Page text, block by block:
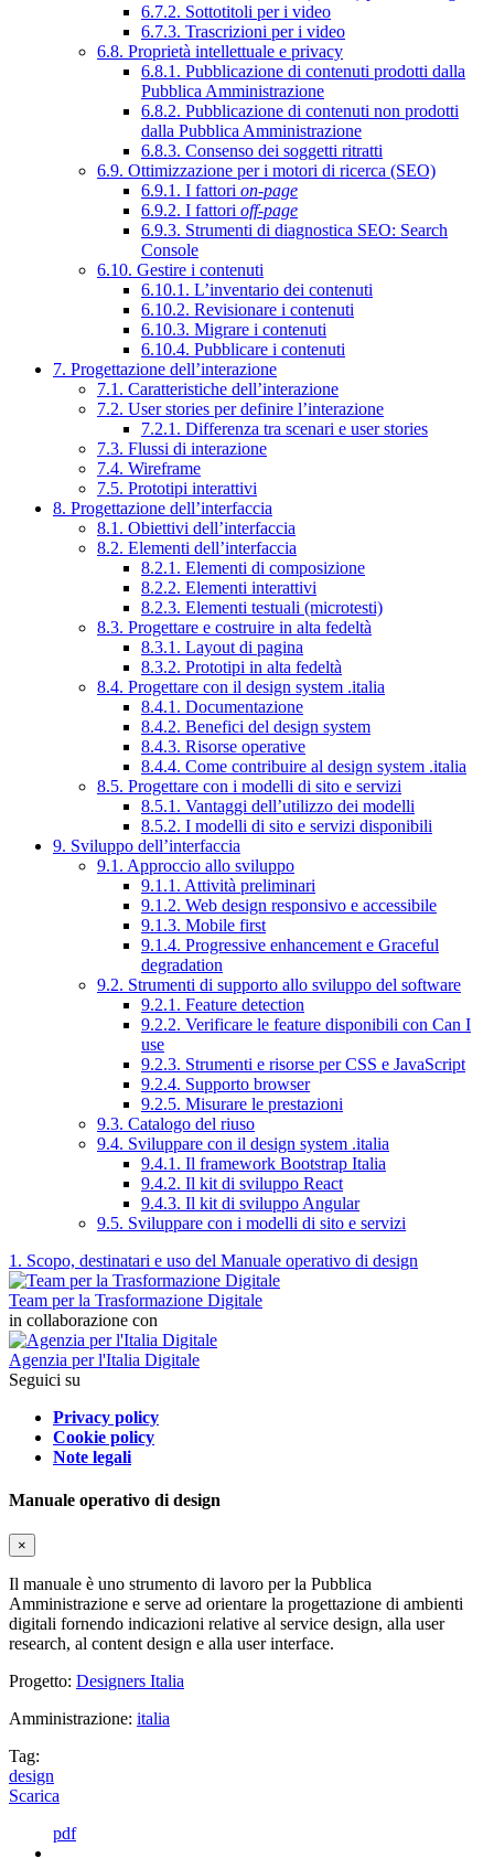
6.7.2. Sottotitoli per i video
6.7.3. Trascrizioni per i video
6.8. Proprietà intellettuale e privacy
6.8.1. Pubblicazione di contenuti prodotti dalla
Pubblica Amministrazione
6.8.2. Pubblicazione di contenuti non prodotti
dalla Pubblica Amministrazione
6.8.3. Consenso dei soggetti ritratti
6.9. Ottimizzazione per i motori di ricerca (SEO)
6.9.1. I fattori on-page
6.9.2. I fattori off-page
6.9.3. Strumenti di diagnostica SEO: Search
Console
6.10. Gestire i contenuti
6.10.1. L’inventario dei contenuti
6.10.2. Revisionare i contenuti
6.10.3. Migrare i contenuti
6.10.4. Pubblicare i contenuti
7. Progettazione dell’interazione
7.1. Caratteristiche dell’interazione
7.2. User stories per definire l’interazione
7.2.1. Differenza tra scenari e user stories
7.3. Flussi di interazione
7.4. Wireframe
7.5. Prototipi interattivi
8. Progettazione dell’interfaccia
8.1. Obiettivi dell’interfaccia
8.2. Elementi dell’interfaccia
8.2.1. Elementi di composizione
8.2.2. Elementi interattivi
8.2.3. Elementi testuali (microtesti)
8.3. Progettare e costruire in alta fedeltà
8.3.1. Layout di pagina
8.3.2. Prototipi in alta fedeltà
8.4. Progettare con il design system .italia
8.4.1. Documentazione
8.4.2. Benefici del design system
8.4.3. Risorse operative
8.4.4. Come contribuire al design system .italia
8.5. Progettare con i modelli di sito e servizi
8.5.1. Vantaggi dell’utilizzo dei modelli
8.5.2. I modelli di sito e servizi disponibili
9. Sviluppo dell’interfaccia
9.1. Approccio allo sviluppo
9.1.1. Attività preliminari
9.1.2. Web design responsivo e accessibile
9.1.3. Mobile first
9.1.4. Progressive enhancement e Graceful
degradation
9.2. Strumenti di supporto allo sviluppo del software
9.2.1. Feature detection
9.2.2. Verificare le feature disponibili con Can I
use
9.2.3. Strumenti e risorse per CSS e JavaScript
9.2.4. Supporto browser
9.2.5. Misurare le prestazioni
9.3. Catalogo del riuso
9.4. Sviluppare con il design system .italia
9.4.1. Il framework Bootstrap Italia
9.4.2. Il kit di sviluppo React
9.4.3. Il kit di sviluppo Angular
9.5. Sviluppare con i modelli di sito e servizi
1. Scopo, destinatari e uso del Manuale operativo di design
Team per la Trasformazione Digitale
in collaborazione con
Agenzia per l'Italia Digitale
Seguici su
Privacy policy
Cookie policy
Note legali
Manuale operativo di design
×
Il manuale è uno strumento di lavoro per la Pubblica
Amministrazione e serve ad orientare la progettazione di ambienti
digitali fornendo indicazioni relative al service design, alla user
research, al content design e alla user interface.
Progetto: Designers Italia
Amministrazione: italia
Tag:
design
Scarica
pdf